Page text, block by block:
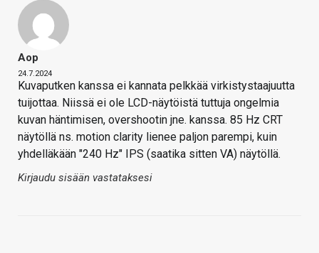
Aop
24.7.2024
Kuvaputken kanssa ei kannata pelkkää virkistystaajuutta
tuijottaa. Niissä ei ole LCD-näytöistä tuttuja ongelmia
kuvan häntimisen, overshootin jne. kanssa. 85 Hz CRT
näytöllä ns. motion clarity lienee paljon parempi, kuin
yhdelläkään "240 Hz" IPS (saatika sitten VA) näytöllä.
Kirjaudu sisään vastataksesi